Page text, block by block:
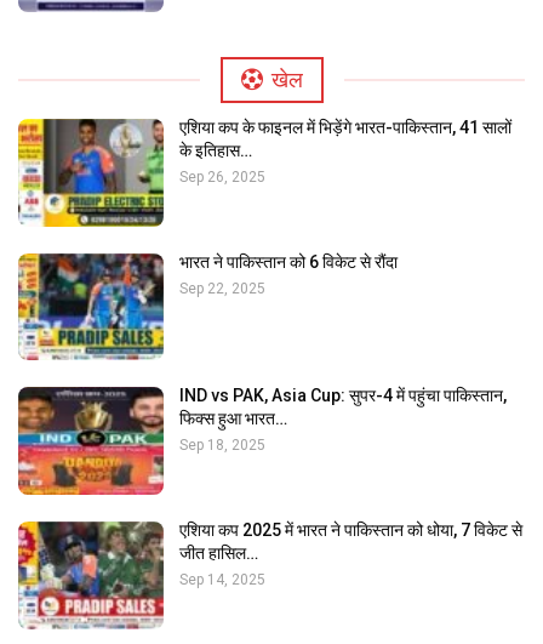
नव अल्ट्रासाउंड में लगी अत्याधुनिक मशीनें, पकड़ में आएंगी
खेल
एशिया कप के फाइनल में भिड़ेंगे भारत-पाकिस्तान, 41 सालों
के इतिहास…
Sep 26, 2025
भारत ने पाकिस्तान को 6 विकेट से रौंदा
Sep 22, 2025
IND vs PAK, Asia Cup: सुपर-4 में पहुंचा पाकिस्तान,
फिक्स हुआ भारत…
Sep 18, 2025
एशिया कप 2025 में भारत ने पाकिस्तान को धोया, 7 विकेट से
जीत हासिल…
Sep 14, 2025